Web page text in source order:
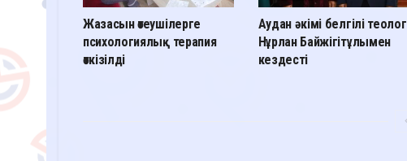
Жазасын өтеушілерге
психологиялық терапия
өткізілді
Аудан әкімі белгілі теолог
Нұрлан Байжігітұлымен
кездесті